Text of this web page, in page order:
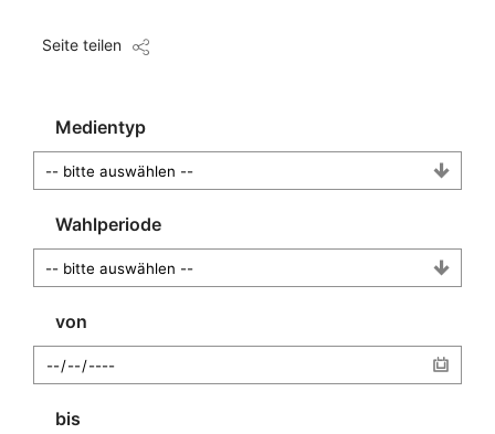
Seite teilen
Medientyp
Wahlperiode
von
bis